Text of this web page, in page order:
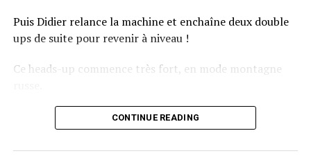
Puis Didier relance la machine et enchaîne deux double
ups de suite pour revenir à niveau !
Ce heads-up commence très fort, en mode montagne
Le champagne va réchauffer si les deux finalistes ne se décident pas !
CONTINUE READING